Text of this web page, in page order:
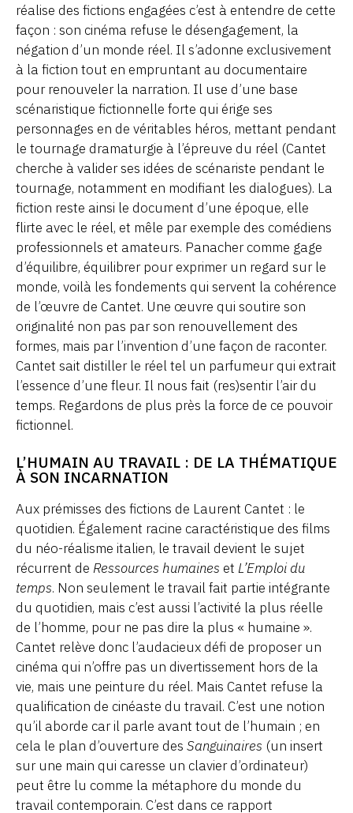
réalise des fictions engagées c’est à entendre de cette
façon : son cinéma refuse le désengagement, la
négation d’un monde réel. Il s’adonne exclusivement
à la fiction tout en empruntant au documentaire
pour renouveler la narration. Il use d’une base
scénaristique fictionnelle forte qui érige ses
personnages en de véritables héros, mettant pendant
le tournage dramaturgie à l’épreuve du réel (Cantet
cherche à valider ses idées de scénariste pendant le
tournage, notamment en modifiant les dialogues). La
fiction reste ainsi le document d’une époque, elle
flirte avec le réel, et mêle par exemple des comédiens
professionnels et amateurs. Panacher comme gage
d’équilibre, équilibrer pour exprimer un regard sur le
monde, voilà les fondements qui servent la cohérence
de l’œuvre de Cantet. Une œuvre qui soutire son
originalité non pas par son renouvellement des
formes, mais par l’invention d’une façon de raconter.
Cantet sait distiller le réel tel un parfumeur qui extrait
l’essence d’une fleur. Il nous fait (res)sentir l’air du
temps. Regardons de plus près la force de ce pouvoir
fictionnel.
L’HUMAIN AU TRAVAIL : DE LA THÉMATIQUE
À SON INCARNATION
Aux prémisses des fictions de Laurent Cantet : le
quotidien. Également racine caractéristique des films
du néo-réalisme italien, le travail devient le sujet
récurrent de Ressources humaines et L’Emploi du
temps. Non seulement le travail fait partie intégrante
du quotidien, mais c’est aussi l’activité la plus réelle
de l’homme, pour ne pas dire la plus « humaine ».
Cantet relève donc l’audacieux défi de proposer un
cinéma qui n’offre pas un divertissement hors de la
vie, mais une peinture du réel. Mais Cantet refuse la
qualification de cinéaste du travail. C’est une notion
qu’il aborde car il parle avant tout de l’humain ; en
cela le plan d’ouverture des Sanguinaires (un insert
sur une main qui caresse un clavier d’ordinateur)
peut être lu comme la métaphore du monde du
travail contemporain. C’est dans ce rapport